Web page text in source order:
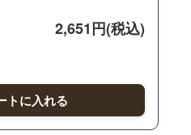
2,651円(税込)
トに入れる